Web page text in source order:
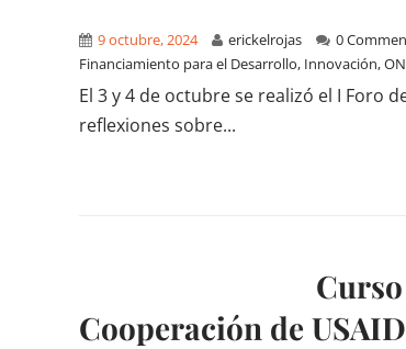
9 octubre, 2024 erickelrojas 0
Financiamiento para el Desarrollo, Innovación,
El 3 y 4 de octubre se realizó el I Foro
reflexiones sobre...
Cooperación de